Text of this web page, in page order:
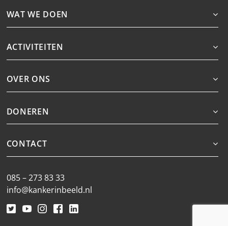
WAT WE DOEN
ACTIVITEITEN
OVER ONS
DONEREN
CONTACT
085 – 273 83 33
info@kankerinbeeld.nl